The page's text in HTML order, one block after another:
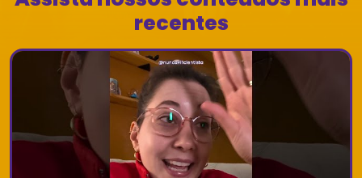
recentes